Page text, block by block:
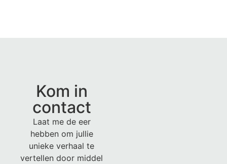
Kom in
contact
Laat me de eer
hebben om jullie
unieke verhaal te
vertellen door middel